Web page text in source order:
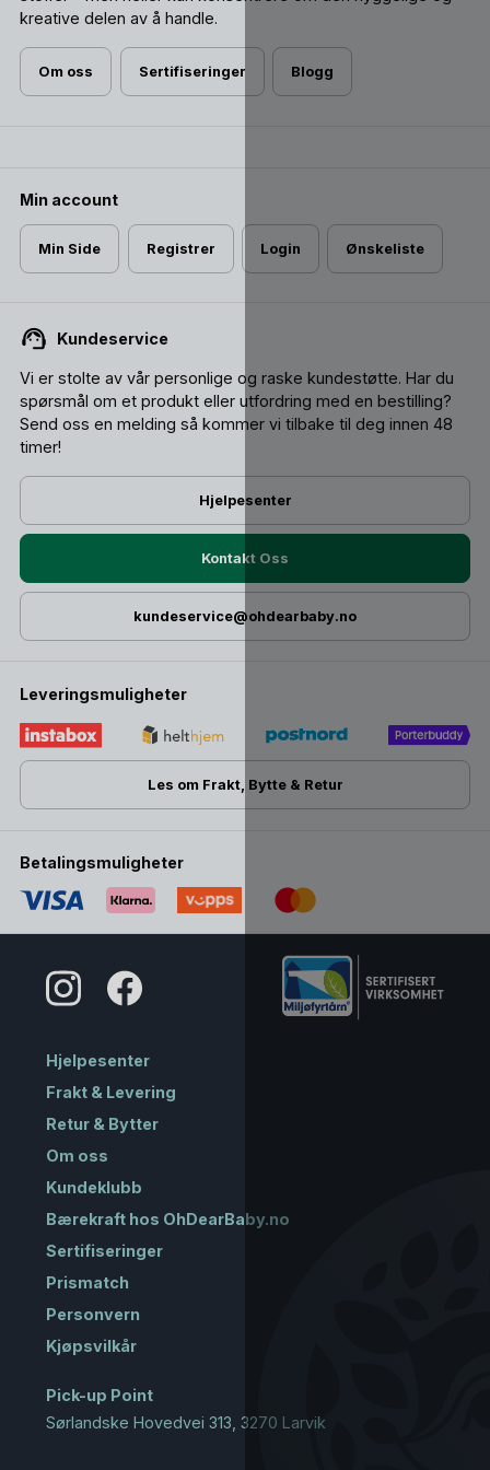
kreative delen av å handle.
Om oss Sertifiseringer Blogg
Min account
Min Side Registrer Login Ønskeliste
Kundeservice
Vi er stolte av vår personlige og raske kundestøtte. Har du
spørsmål om et produkt eller utfordring med en bestilling?
Send oss ​​en melding så kommer vi tilbake til deg innen 48
timer!
Hjelpesenter
Kontakt Oss
kundeservice@ohdearbaby.no
Leveringsmuligheter
Les om Frakt, Bytte & Retur
Betalingsmuligheter
Hjelpesenter
Frakt & Levering
Retur & Bytter
Om oss
Kundeklubb
Bærekraft hos OhDearBaby.no
Sertifiseringer
Prismatch
Personvern
Kjøpsvilkår
Pick-up Point
Sørlandske Hovedvei 313, 3270 Larvik